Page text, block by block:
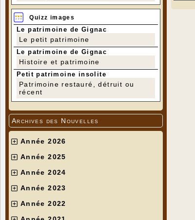
Quizz images
Le patrimoine de Gignac
Le petit patrimoine
Le patrimoine de Gignac
Histoire et patrimoine
Petit patrimoine insolite
Patrimoine restauré, détruit ou
récent
Archives des Nouvelles
Année 2026
Année 2025
Année 2024
Année 2023
Année 2022